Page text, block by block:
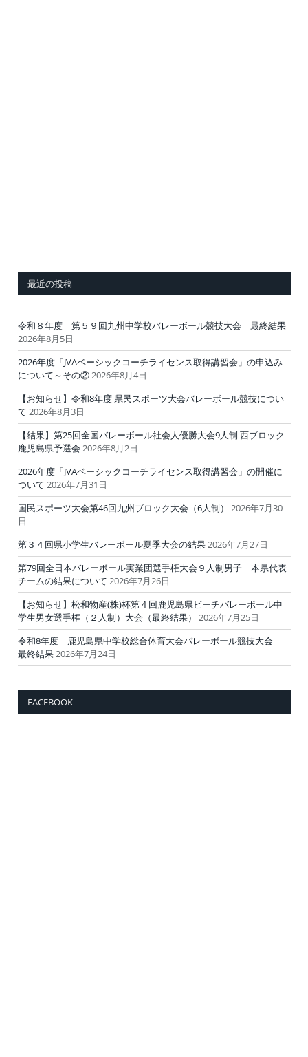
最近の投稿
令和８年度 第５９回九州中学校バレーボール競技大会 最終結果
2026年8月5日
2026年度「JVAベーシックコーチライセンス取得講習会」の申込み
について～その②2026年8月4日
【お知らせ】令和8年度 県民スポーツ大会バレーボール競技につい
て 2026年8月3日
【結果】第25回全国バレーボール社会人優勝大会9人制 西ブロック
鹿児島県予選会 2026年8月2日
2026年度「JVAベーシックコーチライセンス取得講習会」の開催に
ついて 2026年7月31日
国民スポーツ大会第46回九州ブロック大会（6人制）
2026年7月30
日
第３４回県小学生バレーボール夏季大会の結果2026年7月27日
第79回全日本バレーボール実業団選手権大会９人制男子 本県代表
チームの結果について 2026年7月26日
【お知らせ】松和物産(株)杯第４回鹿児島県ビーチバレーボール中
学生男女選手権（２人制）大会（最終結果）
2026年7月25日
令和8年度 鹿児島県中学校総合体育大会バレーボール競技大会
最終結果2026年7月24日
FACEBOOK